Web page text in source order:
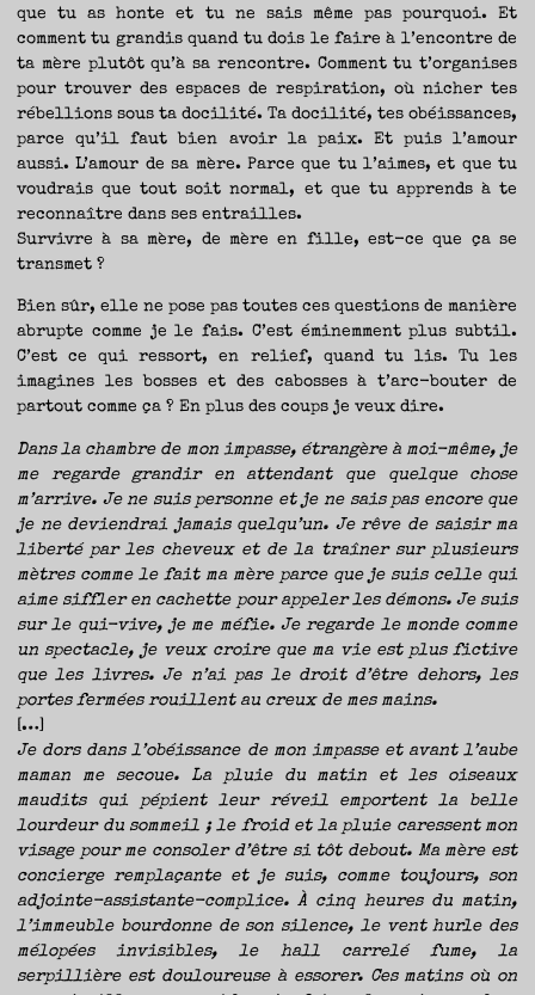
que tu as honte et tu ne sais même pas pourquoi. Et
comment tu grandis quand tu dois le faire à l’encontre de
ta mère plutôt qu’à sa rencontre. Comment tu t’organises
pour trouver des espaces de respiration, où nicher tes
rébellions sous ta docilité. Ta docilité, tes obéissances,
parce qu’il faut bien avoir la paix. Et puis l’amour
aussi. L’amour de sa mère. Parce que tu l’aimes, et que tu
voudrais que tout soit normal, et que tu apprends à te
reconnaître dans ses entrailles.
Survivre à sa mère, de mère en fille, est-ce que ça se
transmet ?
Bien sûr, elle ne pose pas toutes ces questions de manière
abrupte comme je le fais. C’est éminemment plus subtil.
C’est ce qui ressort, en relief, quand tu lis. Tu les
imagines les bosses et des cabosses à t’arc-bouter de
partout comme ça ? En plus des coups je veux dire.
Dans la chambre de mon impasse, étrangère à moi-même, je
me regarde grandir en attendant que quelque chose
m’arrive. Je ne suis personne et je ne sais pas encore que
je ne deviendrai jamais quelqu’un. Je rêve de saisir ma
liberté par les cheveux et de la traîner sur plusieurs
mètres comme le fait ma mère parce que je suis celle qui
aime siffler en cachette pour appeler les démons. Je suis
sur le qui-vive, je me méfie. Je regarde le monde comme
un spectacle, je veux croire que ma vie est plus fictive
que les livres. Je n’ai pas le droit d’être dehors, les
portes fermées rouillent au creux de mes mains.
[…]
Je dors dans l’obéissance de mon impasse et avant l’aube
maman me secoue. La pluie du matin et les oiseaux
maudits qui pépient leur réveil emportent la belle
lourdeur du sommeil ; le froid et la pluie caressent mon
visage pour me consoler d’être si tôt debout. Ma mère est
concierge remplaçante et je suis, comme toujours, son
adjointe-assistante-complice. À cinq heures du matin,
l’immeuble bourdonne de son silence, le vent hurle des
mélopées invisibles, le hall carrelé fume, la
serpillière est douloureuse à essorer. Ces matins où on